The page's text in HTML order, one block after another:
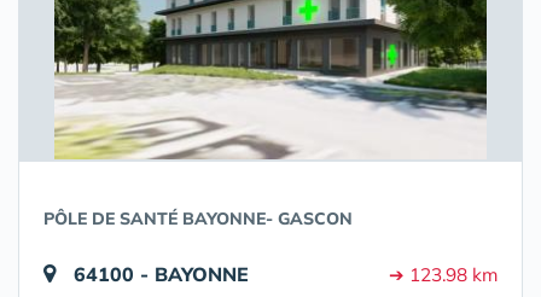
PÔLE DE SANTÉ BAYONNE- GASCON
64100 - BAYONNE ➔ 123.98 km